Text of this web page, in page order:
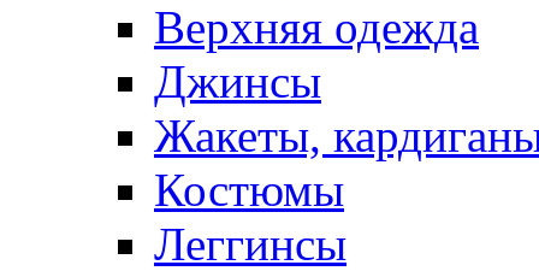
Верхняя одежда
Джинсы
Жакеты,
Костюмы
Леггинсы